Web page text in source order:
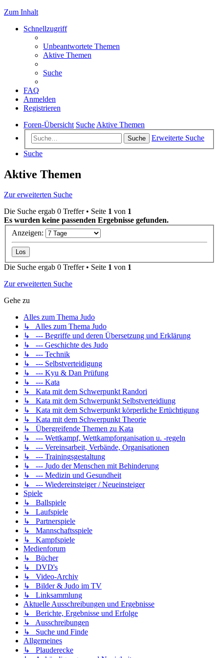
Zum Inhalt
Schnellzugriff
Unbeantwortete Themen
Aktive Themen
Suche
FAQ
Anmelden
Registrieren
Foren-Übersicht Suche Aktive Themen
Suche
Erweiterte Suche
Suche
Aktive Themen
Zur erweiterten Suche
Die Suche ergab 0 Treffer • Seite 1 von 1
Es wurden keine passenden Ergebnisse gefunden.
Anzeigen:
Die Suche ergab 0 Treffer • Seite 1 von 1
Zur erweiterten Suche
Gehe zu
Alles zum Thema Judo
↳ Alles zum Thema Judo
↳ --- Begriffe und deren Übersetzung und Erklärung
↳ --- Geschichte des Judo
↳ --- Technik
↳ --- Selbstverteidigung
↳ --- Kyu & Dan Prüfung
↳ --- Kata
↳ Kata mit dem Schwerpunkt Randori
↳ Kata mit dem Schwerpunkt Selbstverteidiung
↳ Kata mit dem Schwerpunkt körperliche Ertüchtigung
↳ Kata mit dem Schwerpunkt Theorie
↳ Übergreifende Themen zu Kata
↳ --- Wettkampf, Wettkampforganisation u. -regeln
↳ --- Vereinsarbeit, Verbände, Organisationen
↳ --- Trainingsgestaltung
↳ --- Judo der Menschen mit Behinderung
↳ --- Medizin und Gesundheit
↳ --- Wiedereinsteiger / Neueinsteiger
Spiele
↳ Ballspiele
↳ Laufspiele
↳ Partnerspiele
↳ Mannschaftsspiele
↳ Kampfspiele
Medienforum
↳ Bücher
↳ DVD's
↳ Video-Archiv
↳ Bilder & Judo im TV
↳ Linksammlung
Aktuelle Ausschreibungen und Ergebnisse
↳ Berichte, Ergebnisse und Erfolge
↳ Ausschreibungen
↳ Suche und Finde
Allgemeines
↳ Plauderecke